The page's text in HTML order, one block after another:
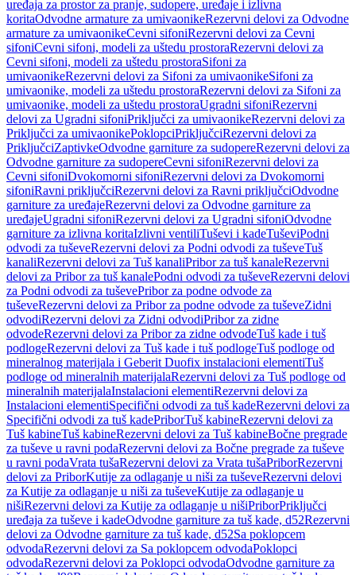
uređaja za prostor za pranje, sudopere, uređaje i izlivna
koritaOdvodne armature za umivaonikeRezervni delovi za Odvodne
armature za umivaonikeCevni sifoniRezervni delovi za Cevni
sifoniCevni sifoni, modeli za uštedu prostoraRezervni delovi za
Cevni sifoni, modeli za uštedu prostoraSifoni za
umivaonikeRezervni delovi za Sifoni za umivaonikeSifoni za
umivaonike, modeli za uštedu prostoraRezervni delovi za Sifoni za
umivaonike, modeli za uštedu prostoraUgradni sifoniRezervni
delovi za Ugradni sifoniPriključci za umivaonikeRezervni delovi za
Priključci za umivaonikePoklopciPriključciRezervni delovi za
PriključciZaptivkeOdvodne garniture za sudopereRezervni delovi za
Odvodne garniture za sudopereCevni sifoniRezervni delovi za
Cevni sifoniDvokomorni sifoniRezervni delovi za Dvokomorni
sifoniRavni priključciRezervni delovi za Ravni priključciOdvodne
garniture za uređajeRezervni delovi za Odvodne garniture za
uređajeUgradni sifoniRezervni delovi za Ugradni sifoniOdvodne
garniture za izlivna koritaIzlivni ventiliTuševi i kadeTuševiPodni
odvodi za tuševeRezervni delovi za Podni odvodi za tuševeTuš
kanaliRezervni delovi za Tuš kanaliPribor za tuš kanaleRezervni
delovi za Pribor za tuš kanalePodni odvodi za tuševeRezervni delovi
za Podni odvodi za tuševePribor za podne odvode za
tuševeRezervni delovi za Pribor za podne odvode za tuševeZidni
odvodiRezervni delovi za Zidni odvodiPribor za zidne
odvodeRezervni delovi za Pribor za zidne odvodeTuš kade i tuš
podlogeRezervni delovi za Tuš kade i tuš podlogeTuš podloge od
mineralnog materijala i Geberit Duofix instalacioni elementiTuš
podloge od mineralnih materijalaRezervni delovi za Tuš podloge od
mineralnih materijalaInstalacioni elementiRezervni delovi za
Instalacioni elementiSpecifični odvodi za tuš kadeRezervni delovi za
Specifični odvodi za tuš kadePriborTuš kabineRezervni delovi za
Tuš kabineTuš kabineRezervni delovi za Tuš kabineBočne pregrade
za tuševe u ravni podaRezervni delovi za Bočne pregrade za tuševe
u ravni podaVrata tušaRezervni delovi za Vrata tušaPriborRezervni
delovi za PriborKutije za odlaganje u niši za tuševeRezervni delovi
za Kutije za odlaganje u niši za tuševeKutije za odlaganje u
nišiRezervni delovi za Kutije za odlaganje u nišiPriborPriključci
uređaja za tuševe i kadeOdvodne garniture za tuš kade, d52Rezervni
delovi za Odvodne garniture za tuš kade, d52Sa poklopcem
odvodaRezervni delovi za Sa poklopcem odvodaPoklopci
odvodaRezervni delovi za Poklopci odvodaOdvodne garniture za